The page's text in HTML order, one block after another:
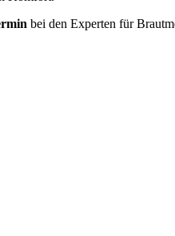
bei den Experten für